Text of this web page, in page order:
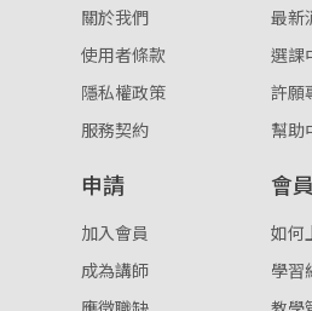
關於我們
使用者條款
隱私權政策
服務契約
最新
選課
許願
幫助
申請
加入會員
成為講師
會員
如何
學習